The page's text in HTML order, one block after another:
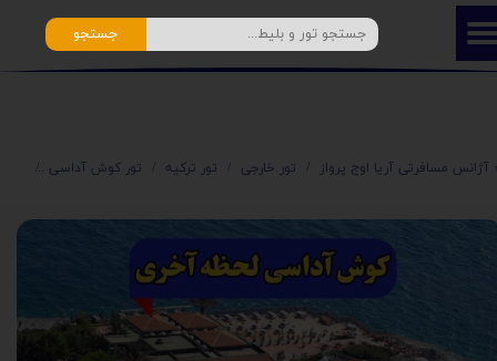
جستجو
آژانس مسافرتی آریا اوج پرواز تور خارجی تور ترکیه تور کوش آداسی